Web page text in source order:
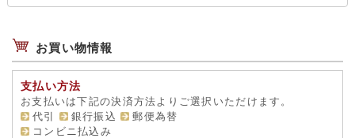
お買い物情報
支払い方法
お支払いは下記の決済方法よりご選択いただけます。
代引
銀行振込
郵便為替
コンビニ払込み